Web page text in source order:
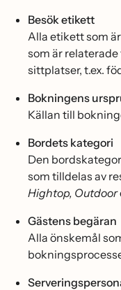
Besök etikett
Alla etikett som
som är
sittplatser, t.ex.
Bokningens
Källan till
Bordets kategori
Den
som tilldelas av
Hightop, Outdoor
Gästens begäran
Alla önskemål